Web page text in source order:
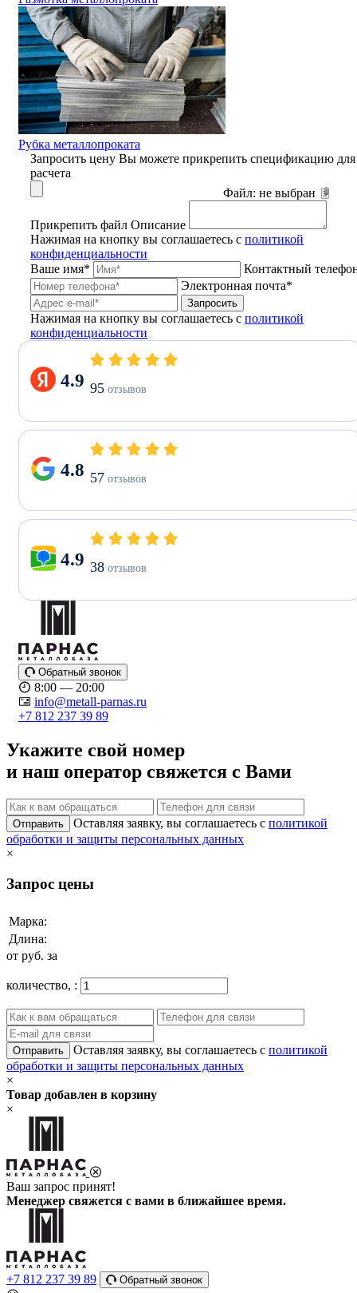
Рубка металлопроката
Запросить цену Вы можете прикрепить спецификацию для
расчета
Файл: не выбран
Прикрепить файл Описание
Нажимая на кнопку вы соглашаетесь с политикой
конфиденциальности
Ваше имя*
Контактный
Электронная почта*
Запросить
Нажимая на кнопку вы соглашаетесь с политикой
конфиденциальности
4.9 95 отзывов
4.8 57 отзывов
4.9 38 отзывов
Обратный звонок
8:00 — 20:00
info@metall-parnas.ru
+7 812 237 39 89
Укажите свой номер
и наш оператор свяжется с Вами
Отправить Оставляя заявку, вы соглашаетесь с политикой
обработки и защиты персональных данных
×
Запрос цены
Марка:
Длина:
от руб. за
количество, :
Отправить Оставляя заявку, вы соглашаетесь с политикой
обработки и защиты персональных данных
×
Товар добавлен в корзину
×
Ваш запрос принят!
Менеджер свяжется с вами в ближайшее время.
+7 812 237 39 89 Обратный звонок